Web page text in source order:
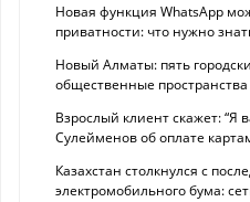
Новая функция WhatsApp
приватности: что нужно
Новый Алматы: пять
общественные пространства
Взрослый клиент скажет:
Сулейменов об оплате
Казахстан столкнулся с
электромобильного бума: